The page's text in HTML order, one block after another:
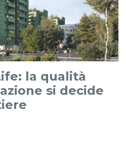
la qualità
si decide